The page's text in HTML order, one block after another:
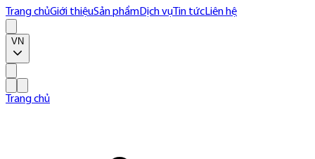
Trang chủGiới thiệuSản phẩmDịch vụ Tin tứcLiên hệ
VN
Trang chủ